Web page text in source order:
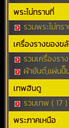
พระไม่ทราบที่
รวมพระไม่ทร
เครื่องรางของข
รวมเครื่องรา
ผ้ายันต์,แผ่นปั๊
เทพฮินดู
รวมเทพ ( 17 )
พระภาคเหนือ